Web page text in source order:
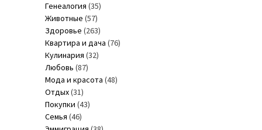
Генеалогия (35)
Животные (57)
Здоровье (263)
Квартира и дача (76)
Кулинария (32)
Любовь (87)
Мода и красота (48)
Отдых(31)
Покупки (43)
Семья (46)